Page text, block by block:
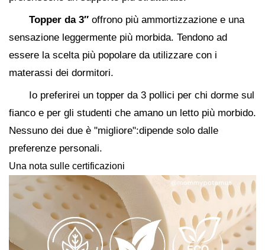
Topper da 3″ offrono più ammortizzazione e una
sensazione leggermente più morbida. Tendono ad
essere la scelta più popolare da utilizzare con i
materassi dei dormitori.
Io preferirei un topper da 3 pollici per chi dorme sul
fianco e per gli studenti che amano un letto più morbido.
Nessuno dei due è "migliore":dipende solo dalle
preferenze personali.
Una nota sulle certificazioni